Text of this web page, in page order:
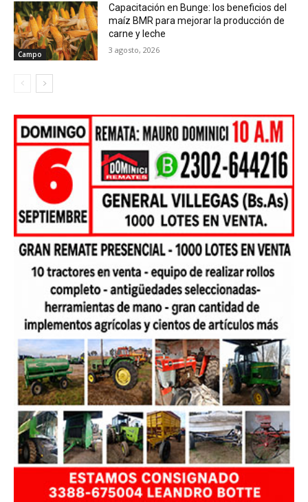
Campo
Capacitación en Bunge: los beneficios del
maíz BMR para mejorar la producción de
carne y leche
3 agosto, 2026